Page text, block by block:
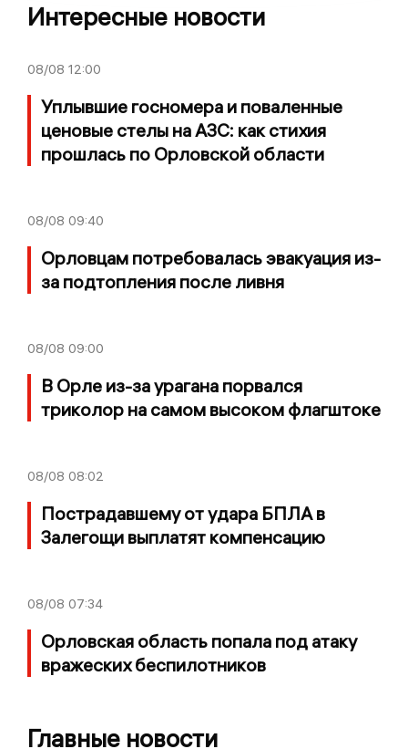
Интересные новости
08/08 12:00
Уплывшие госномера и поваленные
ценовые стелы на АЗС: как стихия
прошлась по Орловской области
08/08 09:40
Орловцам потребовалась эвакуация из-
за подтопления после ливня
08/08 09:00
В Орле из-за урагана порвался
триколор на самом высоком флагштоке
08/08 08:02
Пострадавшему от удара БПЛА в
Залегощи выплатят компенсацию
08/08 07:34
Орловская область попала под атаку
вражеских беспилотников
Главные новости